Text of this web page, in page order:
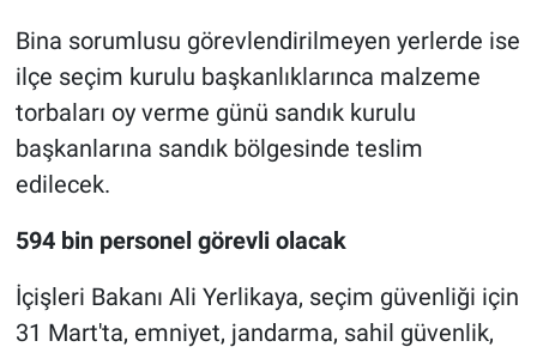
Bina sorumlusu görevlendirilmeyen yerlerde ise
ilçe seçim kurulu başkanlıklarınca malzeme
torbaları oy verme günü sandık kurulu
başkanlarına sandık bölgesinde teslim
edilecek.
594 bin personel görevli olacak
İçişleri Bakanı Ali Yerlikaya, seçim güvenliği için
31 Mart'ta, emniyet, jandarma, sahil güvenlik,